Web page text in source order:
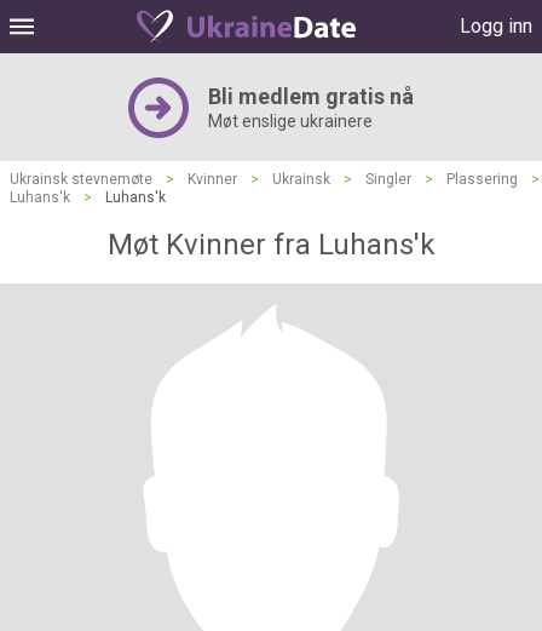
Logg inn
Bli medlem gratis nå
Møt enslige ukrainere
Ukrainsk stevnemøte > Kvinner > Ukrainsk > Singler > Plassering
>
Luhans'k
> Luhans'k
Møt Kvinner fra Luhans'k